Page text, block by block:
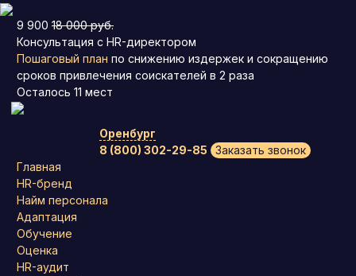
9 900 18 000 руб.
Консультация с HR-директором
Пошаговый план по снижению издержек и сокращению
сроков привлечения соискателей в 2 раза
Осталось 11 мест
Оренбург
8 (800) 302-29-85
Заказать звонок
Главная
HR-бренд
Найм персонала
Адаптация
Обучение
Оценка
HR-аудит